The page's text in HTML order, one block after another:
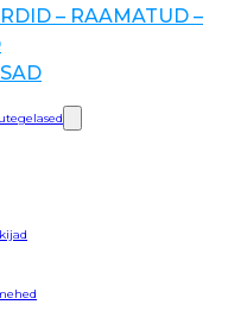
– RAAMATUD –